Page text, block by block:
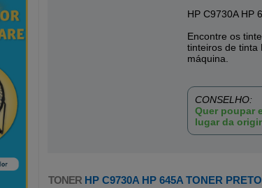
HP C9730A HP
Encontre os
tinteiros de tinta
máquina.
CONSELHO:
Quer poupar
lugar da
TONER HP C9730A HP 645A TONER PRETO